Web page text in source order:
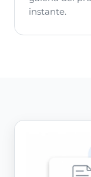
instante.